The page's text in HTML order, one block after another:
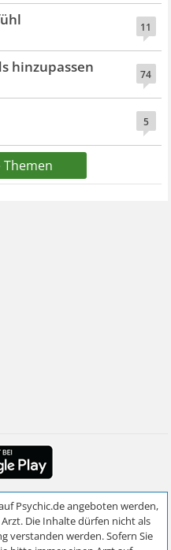
11
74
hinzupassen
5